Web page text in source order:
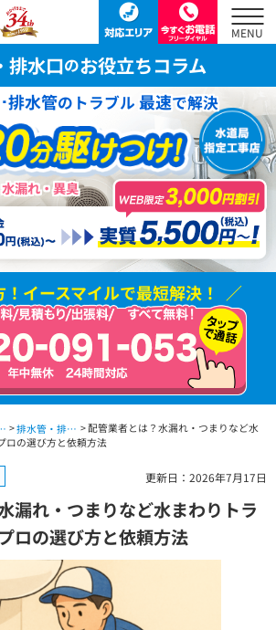
排水口のお役立ちコラム
排水管のトラブル 最速で解決
漏れ・異臭
イースマイルで最短解決！
ラブル TOP > 排水管・排水口のお役立ちコラム > 配管業者とは？水漏れ・つまりなど水
ロの選び方と依頼方法
更新日：2026年7月17日
漏れ・つまりなど水まわりトラ
ロの選び方と依頼方法